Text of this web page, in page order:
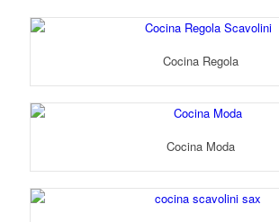
Cocina Regola
Cocina Moda